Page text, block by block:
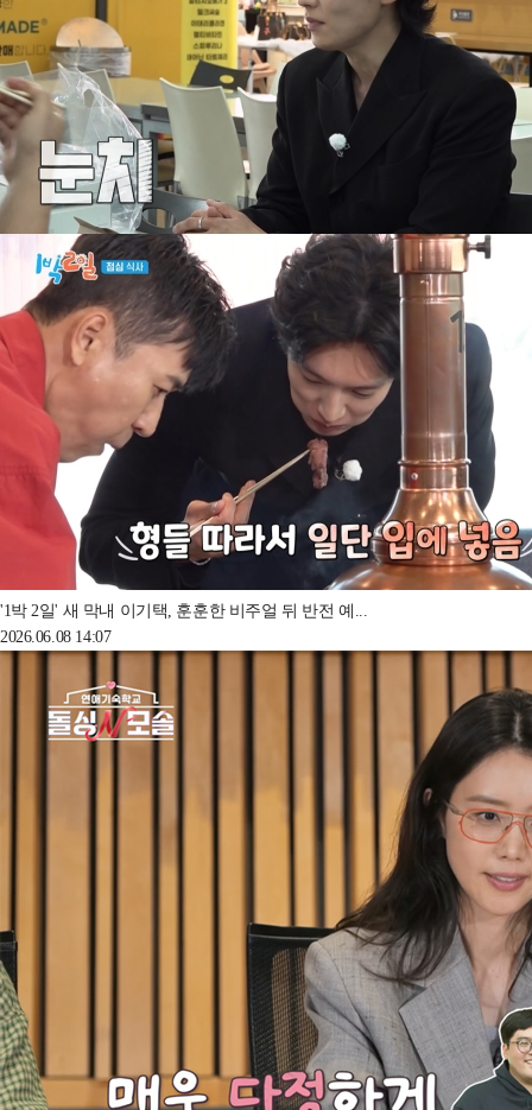
'1박 2일' 새 막내 이기택, 훈훈한 비주얼 뒤 반전 예...
2026.06.08 14:07